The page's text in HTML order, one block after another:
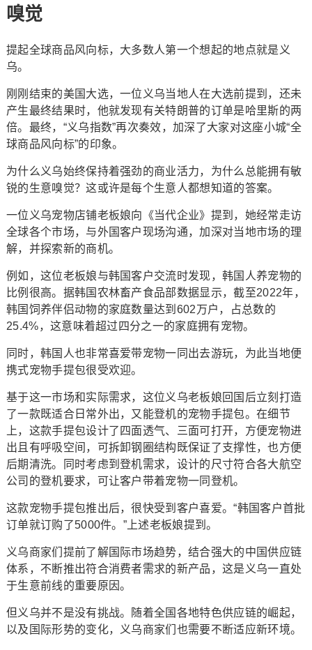
嗅觉
提起全球商品风向标，大多数人第一个想起的地点就是义
乌。
刚刚结束的美国大选，一位义乌当地人在大选前提到，还未
产生最终结果时，他就发现有关特朗普的订单是哈里斯的两
倍。最终，“义乌指数”再次奏效，加深了大家对这座小城“全
球商品风向标”的印象。
为什么义乌始终保持着强劲的商业活力，为什么总能拥有敏
锐的生意嗅觉？这或许是每个生意人都想知道的答案。
一位义乌宠物店铺老板娘向《当代企业》提到，她经常走访
全球各个市场，与外国客户现场沟通，加深对当地市场的理
解，并探索新的商机。
例如，这位老板娘与韩国客户交流时发现，韩国人养宠物的
比例很高。据韩国农林畜产食品部数据显示，截至2022年，
韩国饲养伴侣动物的家庭数量达到602万户，占总数的
25.4%，这意味着超过四分之一的家庭拥有宠物。
同时，韩国人也非常喜爱带宠物一同出去游玩，为此当地便
携式宠物手提包很受欢迎。
基于这一市场和实际需求，这位义乌老板娘回国后立刻打造
了一款既适合日常外出，又能登机的宠物手提包。在细节
上，这款手提包设计了四面透气、三面可打开，方便宠物进
出且有呼吸空间，可拆卸钢圈结构既保证了支撑性，也方便
后期清洗。同时考虑到登机需求，设计的尺寸符合各大航空
公司的登机要求，可让客户带着宠物一同登机。
这款宠物手提包推出后，很快受到客户喜爱。“韩国客户首批
订单就订购了5000件。”上述老板娘提到。
义乌商家们提前了解国际市场趋势，结合强大的中国供应链
体系，不断推出符合消费者需求的新产品，这是义乌一直处
于生意前线的重要原因。
但义乌并不是没有挑战。随着全国各地特色供应链的崛起，
以及国际形势的变化，义乌商家们也需要不断适应新环境。